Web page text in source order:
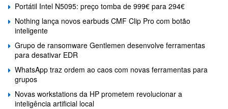
Portátil Intel N5095: preço tomba de 999€ para 294€
Nothing lança novos earbuds CMF Clip Pro com botão
inteligente
Grupo de ransomware Gentlemen desenvolve ferramentas
para desativar EDR
WhatsApp traz ordem ao caos com novas ferramentas para
grupos
Novas workstations da HP prometem revolucionar a
inteligência artificial local